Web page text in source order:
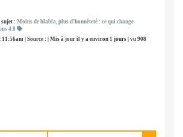
: Moins de blabla, plus d’honnêteté : ce qui change
4.8
| Source : | Mis à jour il y a environ 1 jours | vu 908